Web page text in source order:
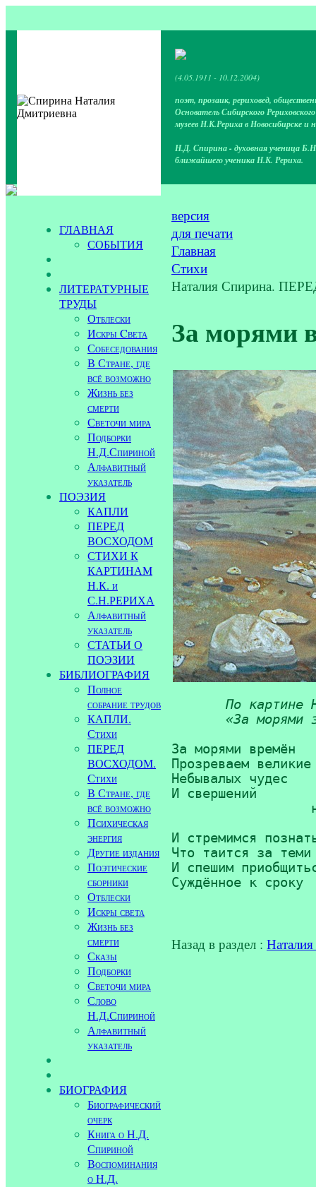
(4.05.1911 - 10.12.2004)
поэт, прозаик, рериховед,
Основатель Сибирского
музеев Н.К.Рериха в Новосибирске и
Н.Д. Спирина - духовная ученица
ближайшего ученика Н.К. Рериха.
ГЛАВНАЯ
СОБЫТИЯ
ЛИТЕРАТУРНЫЕ
ТРУДЫ
Отблески
Искры Cвета
Собеседования
В Стране, где
всё возможно
Жизнь без
смерти
Светочи мира
Подборки
Н.Д.Спириной
Алфавитный
указатель
ПОЭЗИЯ
КАПЛИ
ПЕРЕД
ВОСХОДОМ
СТИХИ К
КАРТИНАМ
Н.К. и
С.Н.РЕРИХА
Алфавитный
указатель
СТАТЬИ О
ПОЭЗИИ
БИБЛИОГРАФИЯ
Полное
собрание трудов
КАПЛИ.
Стихи
ПЕРЕД
ВОСХОДОМ.
Стихи
В Стране, где
всё возможно
Психическая
энергия
Другие издания
Поэтические
сборники
Отблески
Искры света
Жизнь без
смерти
Сказы
Подборки
Светочи мира
Слово
Н.Д.Спириной
Алфавитный
указатель
БИОГРАФИЯ
Биографический
очерк
Книга о Н.Д.
Спириной
Воспоминания
о Н.Д.
версия
для печати
Главная
Стихи
Наталия Спирина.
За морями
По картине
«За морями
За морями времён
Прозреваем
Небывалых чудес
И свершений
И стремимся
Что таится за
И спешим
Суждённое к сроку
Назад в раздел :